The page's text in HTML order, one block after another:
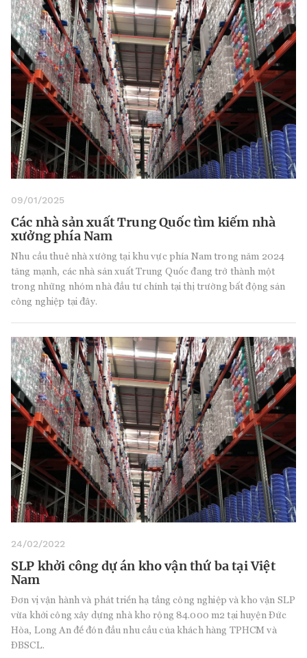
09/01/2025
Các nhà sản xuất Trung Quốc tìm kiếm nhà
xưởng phía Nam
Nhu cầu thuê nhà xưởng tại khu vực phía Nam trong năm 2024
tăng mạnh, các nhà sản xuất Trung Quốc đang trở thành một
trong những nhóm nhà đầu tư chính tại thị trường bất động sản
công nghiệp tại đây.
24/02/2022
SLP khởi công dự án kho vận thứ ba tại Việt
Nam
Đơn vị vận hành và phát triển hạ tầng công nghiệp và kho vận SLP
vừa khởi công xây dựng nhà kho rộng 84.000 m2 tại huyện Đức
Hòa, Long An để đón đầu nhu cầu của khách hàng TPHCM và
ĐBSCL.